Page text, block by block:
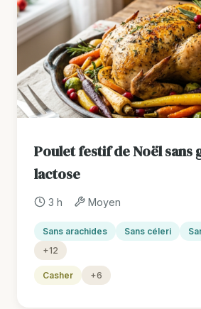
Poulet festif de Noël sans
lactose
3 h Moyen
Sans arachides Sans céleri
+12
Casher +6